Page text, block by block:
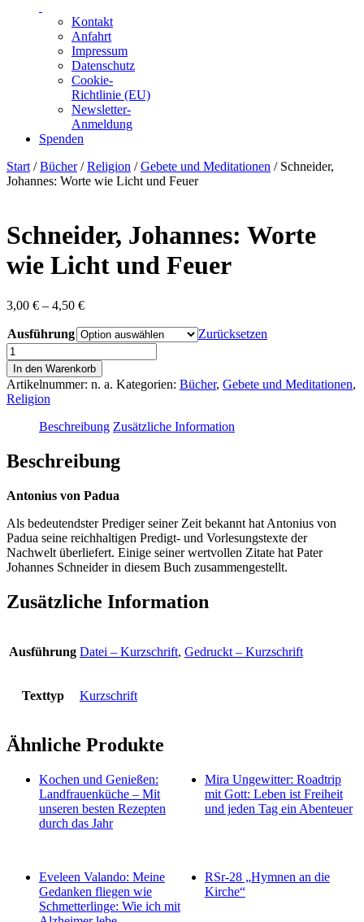
Kontakt
Anfahrt
Impressum
Datenschutz
Cookie-
Richtlinie (EU)
Newsletter-
Anmeldung
Spenden
Skip
to
Start /Bücher/Religion /Gebete und Meditationen / Schneider,
Johannes: Worte wie Licht und Feuer
Schneider, Johannes: Worte
wie Licht und Feuer
3,00 € – 4,50 €Preisspanne:
bis
4,50 €
Ausführung
Zurücksetzen
Schneider,
Johannes:
Worte
wie
Licht
Menge
In den Warenkorb
Artikelnummer: n. a. Kategorien: Bücher, Gebete und Meditationen,
Religion
Beschreibung Zusätzliche Information
Beschreibung
Antonius von Padua
Als bedeutendster Prediger seiner Zeit bekannt hat Antonius von
Padua seine reichhaltigen Predigt- und Vorlesungstexte der
Nachwelt überliefert. Einige seiner wertvollen Zitate hat Pater
Johannes Schneider in diesem Buch zusammengestellt.
Zusätzliche Information
Ausführung Datei – Kurzschrift, Gedruckt – Kurzschrift
Texttyp Kurzschrift
Ähnliche Produkte
Kochen und Genießen:
Landfrauenküche – Mit
unseren besten Rezepten
durch das Jahr
Mira Ungewitter: Roadtrip
mit Gott: Leben ist Freiheit
und jeden Tag ein Abenteuer
Eveleen Valando: Meine
Gedanken fliegen wie
Schmetterlinge: Wie ich mit
RSr-28 „Hymnen an die
Kirche“